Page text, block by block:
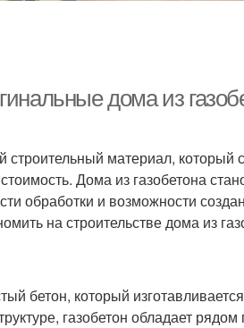
дома из
строительный материал, который
Дома из газобетона
обработки и возможности
на строительстве дома из
бетон, который
газобетон обладает